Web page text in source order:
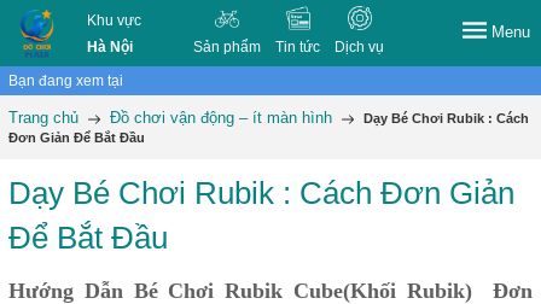
Khu vực
Hà Nội
Sản phẩm Tin tức Dịch vụ
Menu
Bạn đang xem tại
Trang chủ Đồ chơi vận động – ít màn hình
Dạy Bé Chơi Rubik : Cách
Đơn Giản Để Bắt Đầu
Dạy Bé Chơi Rubik : Cách Đơn Giản
Để Bắt Đầu
Hướng Dẫn Bé Chơi Rubik Cube(Khối Rubik) Đơn